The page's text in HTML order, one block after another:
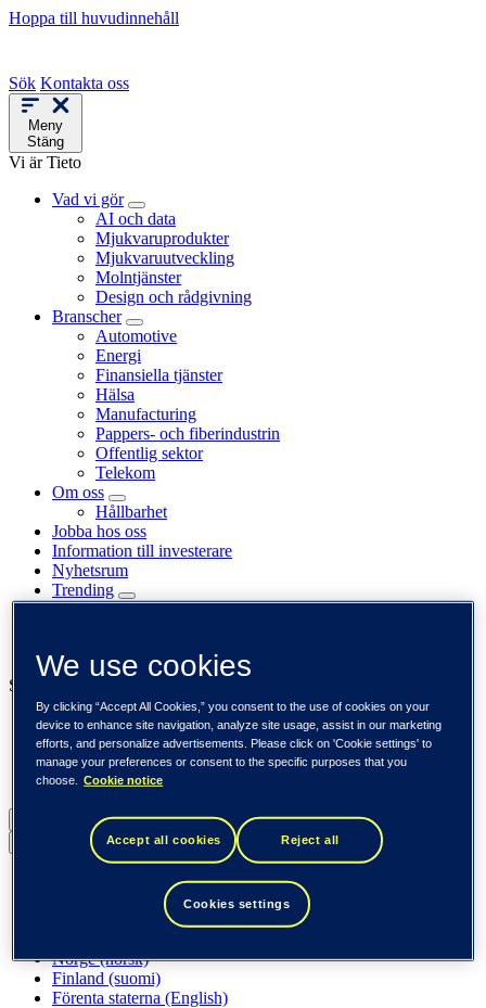
Hoppa till huvudinnehåll
Sök Kontakta oss
Meny
Stäng
Vi är Tieto
Vad vi gör
AI och data
Mjukvaruprodukter
Mjukvaruutveckling
Molntjänster
Design och rådgivning
Branscher
Automotive
Energi
Finansiella tjänster
Hälsa
Manufacturing
Pappers- och fiberindustrin
Offentlig sektor
Telekom
Om oss
Hållbarhet
Jobba hos oss
Information till investerare
Nyhetsrum
Trending
Kundcase
Se också
Tieto Banktech
Tieto Caretech
Tieto Indtech
Tieto Tech Consulting
Sverige (svenska)
Back to menu
DACH (Deutsch)
Spanien / Iberia (español)
Norge (norsk)
Finland (suomi)
Förenta staterna (English)
We use cookies
By clicking “Accept All Cookies,” you consent to the use of cookies on your
device to enhance site navigation, analyze site usage, assist in our marketing
efforts, and personalize advertisements. Please click on 'Cookie settings' to
manage your preferences or consent to the specific purposes that you
choose.
Cookie notice
Accept all cookies Reject all
Cookies settings